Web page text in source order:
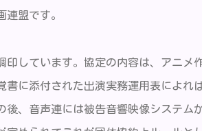
盟です。
しています。協定の内容は、アニメ
書に添付された出演実務運用表によれ
後、音声連には被告音響映像システム